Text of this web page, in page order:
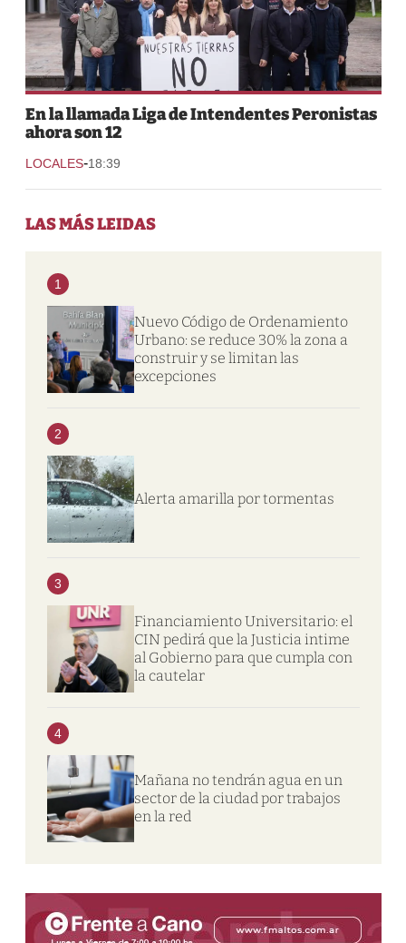
En la llamada Liga de Intendentes Peronistas
ahora son 12
LOCALES-18:39
LAS MÁS LEIDAS
1
Nuevo Código de Ordenamiento
Urbano: se reduce 30% la zona a
construir y se limitan las
excepciones
2
Alerta amarilla por tormentas
3
Financiamiento Universitario: el
CIN pedirá que la Justicia intime
al Gobierno para que cumpla con
la cautelar
4
Mañana no tendrán agua en un
sector de la ciudad por trabajos
en la red